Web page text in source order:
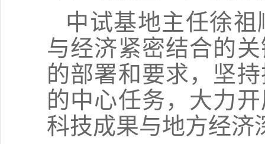
中试基地主任徐
与经济紧密结合的
的部署和要求，坚
的中心任务，大力
科技成果与地方经济